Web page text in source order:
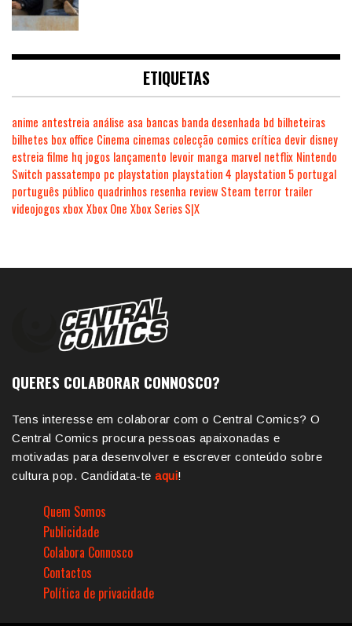
ETIQUETAS
anime antestreia análise asa bancas banda desenhada bd bilheteiras
bilhetes box office Cinema cinemas colecção comics crítica devir disney
estreia filme hq jogos lançamento levoir manga marvel netflix Nintendo
Switch passatempo pc playstation playstation 4 playstation 5 portugal
português público quadrinhos resenha review Steam terror trailer
videojogosxboxXbox One Xbox Series S|X
QUERES COLABORAR CONNOSCO?
Tens interesse em colaborar com o Central Comics? O
Central Comics procura pessoas apaixonadas e
motivadas para desenvolver e escrever conteúdo sobre
cultura pop. Candidata-te aqui!
Quem Somos
Publicidade
Colabora Connosco
Contactos
Política de privacidade